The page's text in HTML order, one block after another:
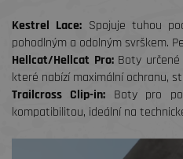
Kestrel Lace: Spojuje tuhou
pohodlným a odolným svrškem.
Hellcat/Hellcat Pro:Boty určené
které nabízí maximální ochranu,
Trailcross Clip-in: Boty pro
kompatibilitou, ideální na